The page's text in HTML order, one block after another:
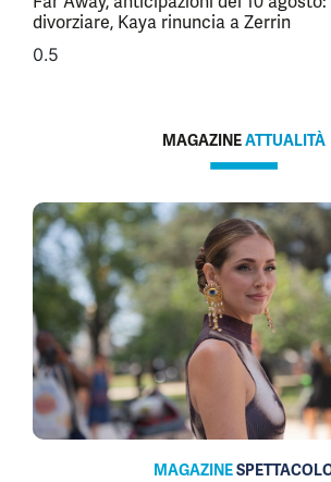
divorziare, Kaya rinuncia a Zerrin
MAGAZINEATTUALITÀ
MAGAZINE